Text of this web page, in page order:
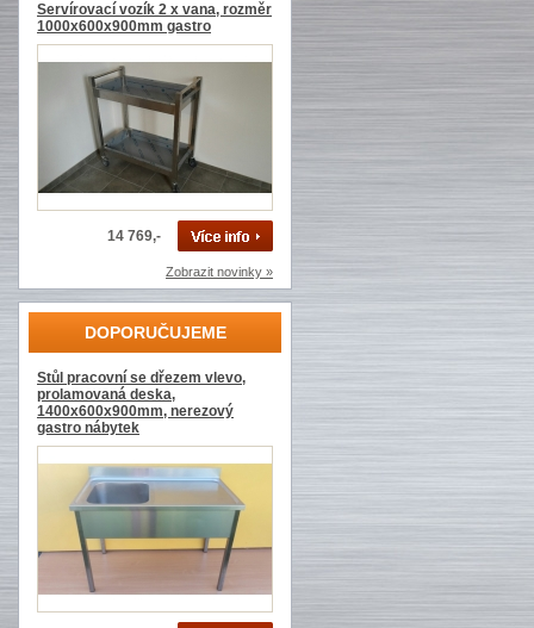
Servírovací vozík 2 x vana, rozměr
1000x600x900mm gastro
14 769,-
Zobrazit novinky »
DOPORUČUJEME
Stůl pracovní se dřezem vlevo,
prolamovaná deska,
1400x600x900mm, nerezový
gastro nábytek